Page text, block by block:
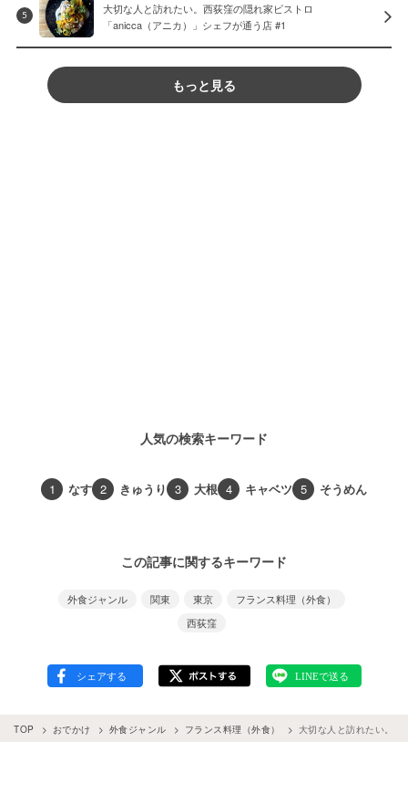
5
大切な人と訪れたい。西荻窪の隠れ家ビストロ
「anicca（アニカ）」シェフが通う店 #1
もっと見る
人気の検索キーワード
1 なす 2 きゅうり 3 大根 4 キャベツ 5 そうめん
この記事に関するキーワード
外食ジャンル 関東 東京
フランス料理（外食）
西荻窪
TOP おでかけ 外食ジャンル フランス料理（外食） 大切な人と訪れたい。